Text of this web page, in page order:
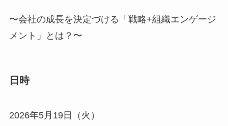
〜会社の成長を決定づける「戦略+組織エンゲージ
メント」とは？〜
日時
2026年5月19日（火）